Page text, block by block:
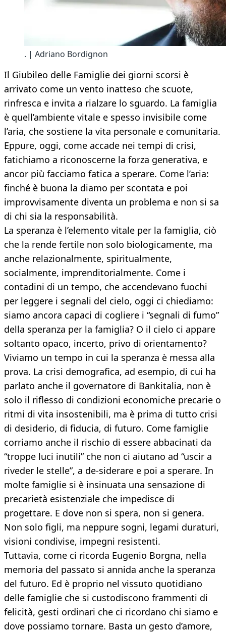
. | Adriano Bordignon
Il Giubileo delle Famiglie dei giorni scorsi è
arrivato come un vento inatteso che scuote,
rinfresca e invita a rialzare lo sguardo. La famiglia
è quell’ambiente vitale e spesso invisibile come
l’aria, che sostiene la vita personale e comunitaria.
Eppure, oggi, come accade nei tempi di crisi,
fatichiamo a riconoscerne la forza generativa, e
ancor più facciamo fatica a sperare. Come l’aria:
finché è buona la diamo per scontata e poi
improvvisamente diventa un problema e non si sa
di chi sia la responsabilità.
La speranza è l’elemento vitale per la famiglia, ciò
che la rende fertile non solo biologicamente, ma
anche relazionalmente, spiritualmente,
socialmente, imprenditorialmente. Come i
contadini di un tempo, che accendevano fuochi
per leggere i segnali del cielo, oggi ci chiediamo:
siamo ancora capaci di cogliere i “segnali di fumo”
della speranza per la famiglia? O il cielo ci appare
soltanto opaco, incerto, privo di orientamento?
Viviamo un tempo in cui la speranza è messa alla
prova. La crisi demografica, ad esempio, di cui ha
parlato anche il governatore di Bankitalia, non è
solo il riflesso di condizioni economiche precarie o
ritmi di vita insostenibili, ma è prima di tutto crisi
di desiderio, di fiducia, di futuro. Come famiglie
corriamo anche il rischio di essere abbacinati da
“troppe luci inutili” che non ci aiutano ad “uscir a
riveder le stelle”, a de-siderare e poi a sperare. In
molte famiglie si è insinuata una sensazione di
precarietà esistenziale che impedisce di
progettare. E dove non si spera, non si genera.
Non solo figli, ma neppure sogni, legami duraturi,
visioni condivise, impegni resistenti.
Tuttavia, come ci ricorda Eugenio Borgna, nella
memoria del passato si annida anche la speranza
del futuro. Ed è proprio nel vissuto quotidiano
delle famiglie che si custodiscono frammenti di
felicità, gesti ordinari che ci ricordano chi siamo e
dove possiamo tornare. Basta un gesto d’amore,